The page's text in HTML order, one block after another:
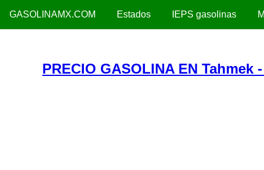
GASOLINAMX.COM Estados IEPS gasolinas
PRECIO GASOLINA EN Tahmek